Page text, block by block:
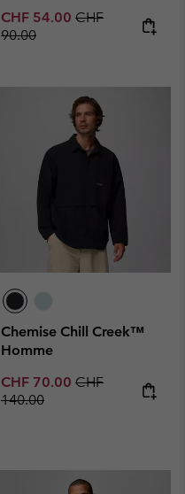
Sale price:
CHF 54.00 Regular price:
CHF
90.00
Chemise Chill Creek™
Homme
Sale price:
CHF 70.00 Regular price:
CHF
140.00